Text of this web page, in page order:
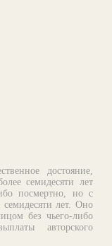
достояние,
семидесяти лет
посмертно, но с
лет. Оно
без чьего-либо
авторского